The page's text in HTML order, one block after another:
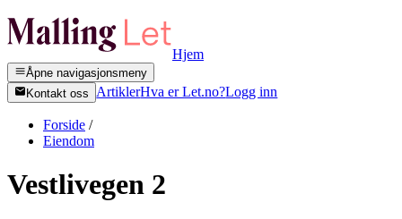
Hjem
Åpne navigasjonsmeny
Kontakt oss
ArtiklerHva er Let.no?Logg inn
Forside /
Eiendom
Vestlivegen 2